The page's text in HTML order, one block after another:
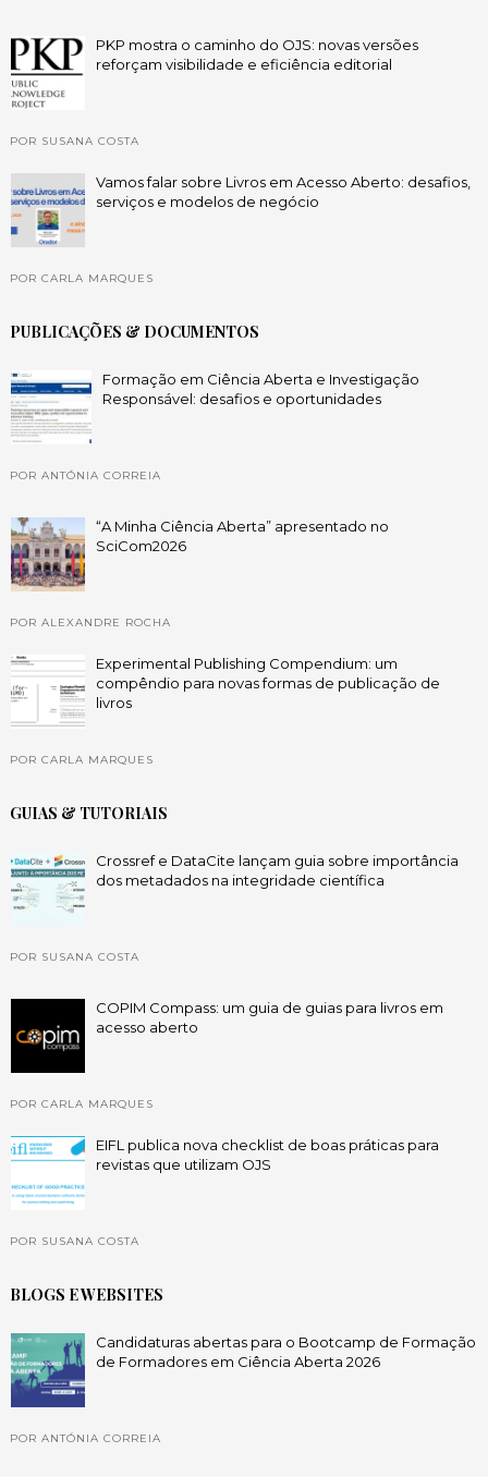
PKP mostra o caminho do OJS: novas versões
reforçam visibilidade e eficiência editorial
POR SUSANA COSTA
Vamos falar sobre Livros em Acesso Aberto: desafios,
serviços e modelos de negócio
POR CARLA MARQUES
PUBLICAÇÕES & DOCUMENTOS
Formação em Ciência Aberta e Investigação
Responsável: desafios e oportunidades
POR ANTÓNIA CORREIA
“A Minha Ciência Aberta” apresentado no
SciCom2026
POR ALEXANDRE ROCHA
Experimental Publishing Compendium: um
compêndio para novas formas de publicação de
livros
POR CARLA MARQUES
GUIAS & TUTORIAIS
Crossref e DataCite lançam guia sobre importância
dos metadados na integridade científica
POR SUSANA COSTA
COPIM Compass: um guia de guias para livros em
acesso aberto
POR CARLA MARQUES
EIFL publica nova checklist de boas práticas para
revistas que utilizam OJS
POR SUSANA COSTA
BLOGS E WEBSITES
Candidaturas abertas para o Bootcamp de Formação
de Formadores em Ciência Aberta 2026
POR ANTÓNIA CORREIA